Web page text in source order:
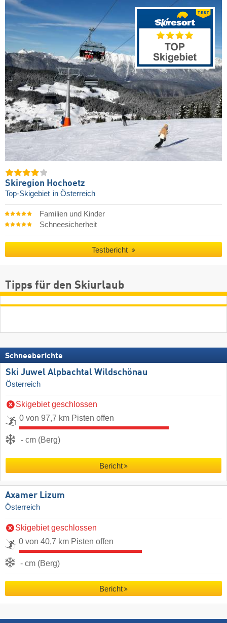
Skiregion Hochoetz
Top-Skigebiet in Österreich
Familien und Kinder
Schneesicherheit
Testbericht
Tipps für den Skiurlaub
Schneeberichte
Ski Juwel Alpbachtal Wildschönau
Österreich
Skigebiet geschlossen
0 von 97,7 km Pisten offen
- cm (Berg)
Bericht
Axamer Lizum
Österreich
Skigebiet geschlossen
0 von 40,7 km Pisten offen
- cm (Berg)
Bericht